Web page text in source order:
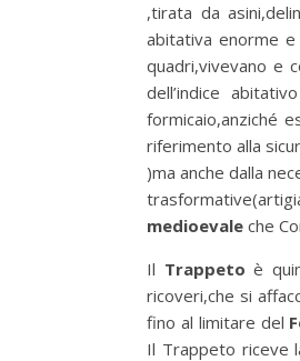
,tirata da
abitativa enorme
quadri,vivevano e
dell’indice
formicaio,anziché
riferimento alla
)ma anche dalla
medioevale che
Il Trappeto è
ricoveri,che si
fino al limitare del
Il Trappeto riceve